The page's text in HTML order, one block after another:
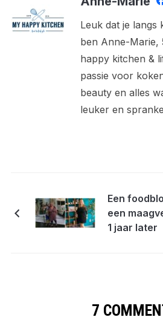
Leuk dat je langs
ben Anne-Marie,
happy kitchen &
passie voor
beauty en alles
leuker en
Een
een
1 jaar later
7